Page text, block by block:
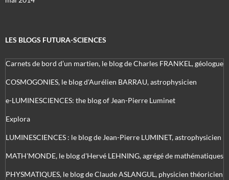
LES BLOGS FUTURA-SCIENCES
Carnets de bord d’un martien, le blog de Charles FRANKEL, géologue
COSMOGONIES, le blog d'Aurélien BARRAU, astrophysicien
e-LUMINESCIENCES: the blog of Jean-Pierre Luminet
Explora
LUMINESCIENCES : le blog de Jean-Pierre LUMINET, astrophysicien
MATH'MONDE, le blog d'Hervé LEHNING, agrégé de mathématiques
PHYSMATIQUES, le blog de Claude ASLANGUL, physicien théoricien